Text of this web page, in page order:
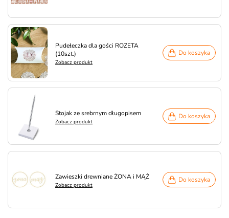
Pudełeczka dla gości ROZETA
(10szt.)
Zobacz produkt
Do koszyka
Stojak ze srebrnym długopisem
Zobacz produkt
Do koszyka
Zawieszki drewniane ŻONA i MĄŻ
Zobacz produkt
Do koszyka